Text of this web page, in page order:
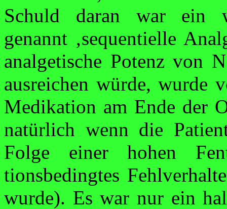
Schuld daran war ein
genannt ‚sequentielle
analgetische Potenz von
ausreichen würde, wurde
Medikation am Ende der
natürlich wenn die
Folge einer hohen
tionsbedingtes
wurde). Es war nur ein